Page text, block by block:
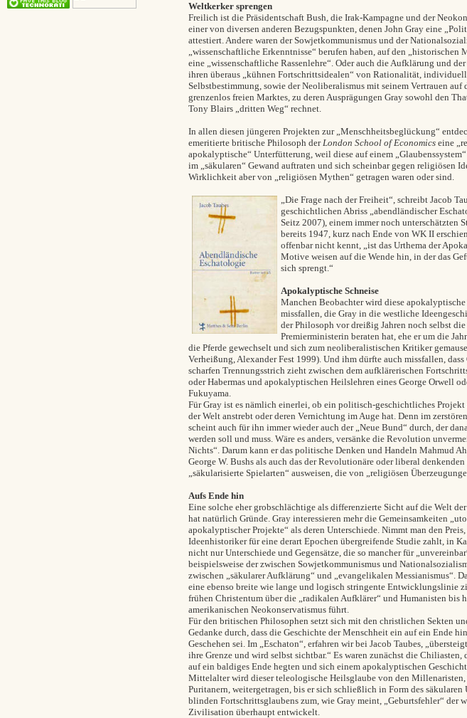
Weltkerker sprengen
Freilich ist die Präsidentschaft Bush, die Irak-Kampagne und der
einer von diversen anderen Bezugspunkten, denen John Gray eine
attestiert. Andere waren der Sowjetkommunismus und der
„wissenschaftliche Erkenntnisse“ berufen haben, auf den „historischen
eine „wissenschaftliche Rassenlehre“. Oder auch die Aufklärung und
ihren überaus „kühnen Fortschrittsidealen“ von Rationalität,
Selbstbestimmung, sowie der Neoliberalismus mit seinem Vertrauen auf
grenzenlos freien Marktes, zu deren Ausprägungen Gray sowohl den
Tony Blairs „dritten Weg“ rechnet.
In allen diesen jüngeren Projekten zur „Menschheitsbeglückung“
emeritierte britische Philosoph derLondon School of Economics eine
apokalyptische“ Unterfütterung, weil diese auf einem
im „säkularen“ Gewand auftraten und sich scheinbar gegen religiösen
Wirklichkeit aber von „religiösen Mythen“ getragen waren oder sind.
„Die Frage nach der Freiheit“, schreibt Jacob
geschichtlichen Abriss „abendländischer
Seitz 2007), einem immer noch unterschätzten
bereits 1947, kurz nach Ende von WK II
offenbar nicht kennt, „ist das Urthema der
Motive weisen auf die Wende hin, in der das
sich sprengt.“
Apokalyptische Schneise
Manchen Beobachter wird diese apokalyptische
missfallen, die Gray in die westliche
der Philosoph vor dreißig Jahren noch selbst
Premierministerin beraten hat, ehe er um die
die Pferde gewechselt und sich zum neoliberalistischen Kritiker
Verheißung, Alexander Fest 1999). Und ihm dürfte auch missfallen, dass
scharfen Trennungsstrich zieht zwischen dem aufklärerischen
oder Habermas und apokalyptischen Heilslehren eines George Orwell
Fukuyama.
Für Gray ist es nämlich einerlei, ob ein politisch-geschichtliches Projekt
der Welt anstrebt oder deren Vernichtung im Auge hat. Denn im
scheint auch für ihn immer wieder auch der „Neue Bund“ durch, der
werden soll und muss. Wäre es anders, versänke die Revolution
Nichts“. Darum kann er das politische Denken und Handeln Mahmud
George W. Bushs als auch das der Revolutionäre oder liberal
„säkularisierte Spielarten“ ausweisen, die von „religiösen
Aufs Ende hin
Eine solche eher grobschlächtige als differenzierte Sicht auf die Welt
hat natürlich Gründe. Gray interessieren mehr die Gemeinsamkeiten
apokalyptischer Projekte“ als deren Unterschiede. Nimmt man den
Ideenhistoriker für eine derart Epochen übergreifende Studie zahlt, in
nicht nur Unterschiede und Gegensätze, die so mancher für
beispielsweise der zwischen Sowjetkommunismus und
zwischen „säkularer Aufklärung“ und „evangelikalen Messianismus“.
eine ebenso breite wie lange und logisch stringente Entwicklungslinie
frühen Christentum über die „radikalen Aufklärer“ und Humanisten bis
amerikanischen Neokonservatismus führt.
Für den britischen Philosophen setzt sich mit den christlichen Sekten
Gedanke durch, dass die Geschichte der Menschheit ein auf ein Ende
Geschehen sei. Im „Eschaton“, erfahren wir bei Jacob Taubes,
ihre Grenze und wird selbst sichtbar.“ Es waren zunächst die Chiliasten,
auf ein baldiges Ende hegten und sich einem apokalyptischen
Mittelalter wird dieser teleologische Heilsglaube von den Millenaristen,
Puritanern, weitergetragen, bis er sich schließlich in Form des säkularen
blinden Fortschrittsglaubens zum, wie Gray meint, „Geburtsfehler“ der
Zivilisation überhaupt entwickelt.